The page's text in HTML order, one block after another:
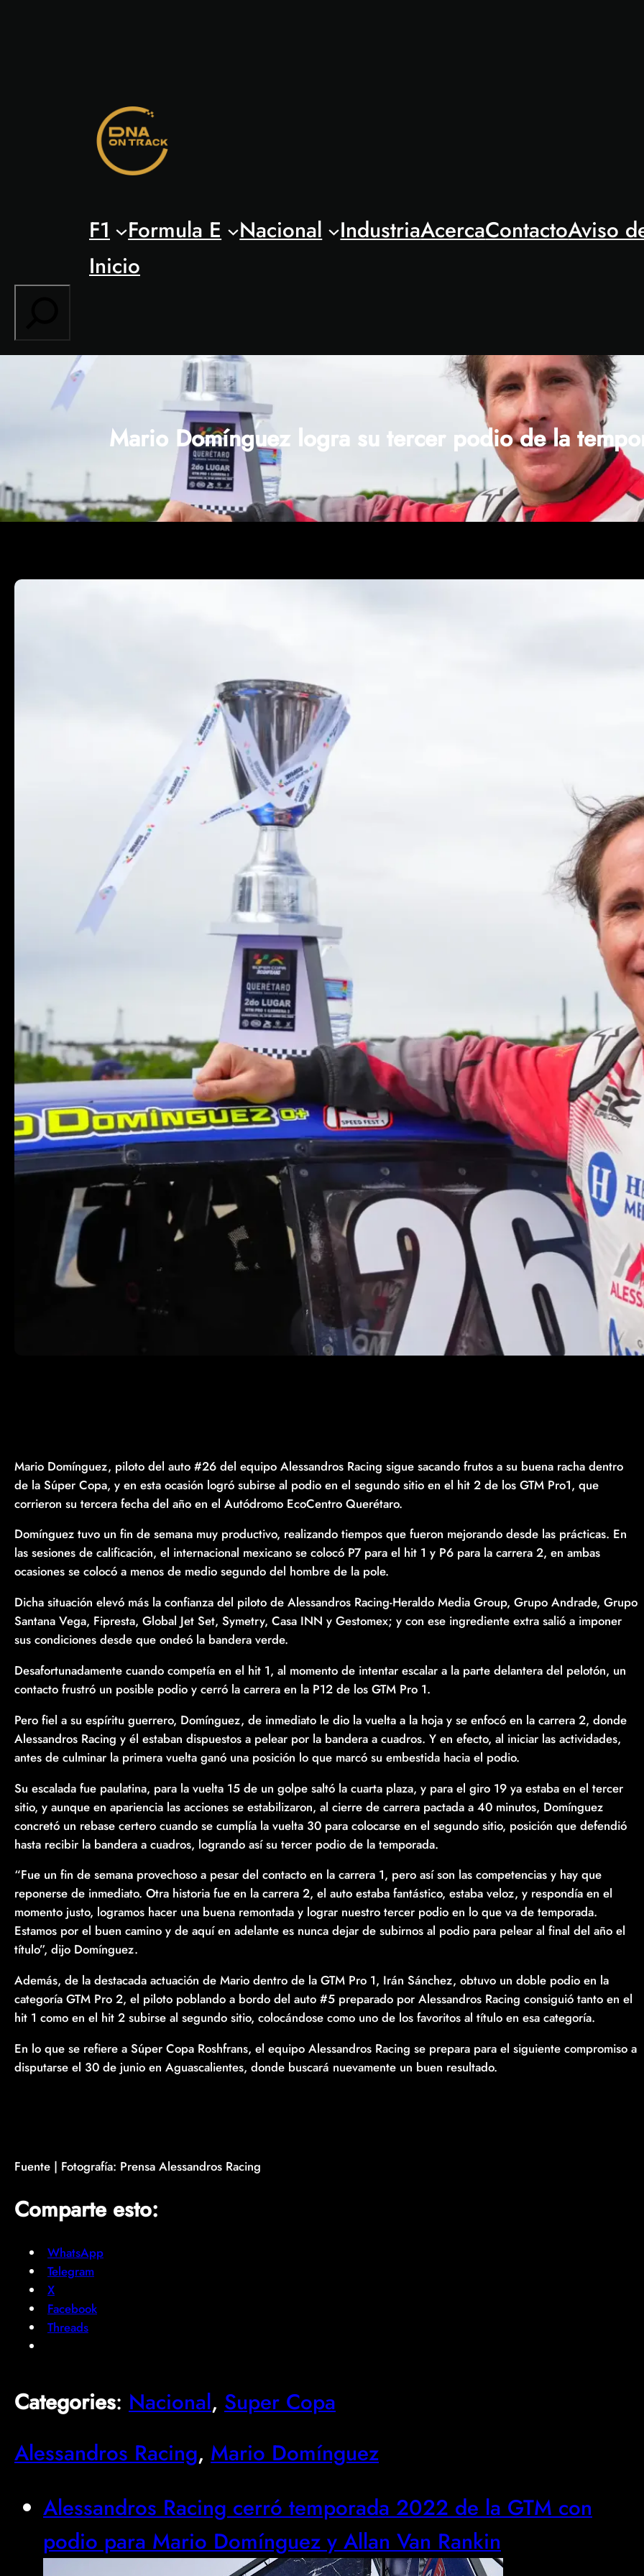
F1 Formula E Nacional IndustriaAcercaContactoAviso
Inicio
Mario Domínguez logra su tercer podio de la
Mario Domínguez, piloto del auto #26 del equipo Alessandros Racing sigue sacando frutos a su buena racha dentro
de la Súper Copa, y en esta ocasión logró subirse al podio en el segundo sitio en el hit 2 de los GTM Pro1, que
corrieron su tercera fecha del año en el Autódromo EcoCentro Querétaro.
Domínguez tuvo un fin de semana muy productivo, realizando tiempos que fueron mejorando desde las prácticas. En
las sesiones de calificación, el internacional mexicano se colocó P7 para el hit 1 y P6 para la carrera 2, en ambas
ocasiones se colocó a menos de medio segundo del hombre de la pole.
Dicha situación elevó más la confianza del piloto de Alessandros Racing-Heraldo Media Group, Grupo Andrade, Grupo
Santana Vega, Fipresta, Global Jet Set, Symetry, Casa INN y Gestomex; y con ese ingrediente extra salió a imponer
sus condiciones desde que ondeó la bandera verde.
Desafortunadamente cuando competía en el hit 1, al momento de intentar escalar a la parte delantera del pelotón, un
contacto frustró un posible podio y cerró la carrera en la P12 de los GTM Pro 1.
Pero fiel a su espíritu guerrero, Domínguez, de inmediato le dio la vuelta a la hoja y se enfocó en la carrera 2, donde
Alessandros Racing y él estaban dispuestos a pelear por la bandera a cuadros. Y en efecto, al iniciar las actividades,
antes de culminar la primera vuelta ganó una posición lo que marcó su embestida hacia el podio.
Su escalada fue paulatina, para la vuelta 15 de un golpe saltó la cuarta plaza, y para el giro 19 ya estaba en el tercer
sitio, y aunque en apariencia las acciones se estabilizaron, al cierre de carrera pactada a 40 minutos, Domínguez
concretó un rebase certero cuando se cumplía la vuelta 30 para colocarse en el segundo sitio, posición que defendió
hasta recibir la bandera a cuadros, logrando así su tercer podio de la temporada.
“Fue un fin de semana provechoso a pesar del contacto en la carrera 1, pero así son las competencias y hay que
reponerse de inmediato. Otra historia fue en la carrera 2, el auto estaba fantástico, estaba veloz, y respondía en el
momento justo, logramos hacer una buena remontada y lograr nuestro tercer podio en lo que va de temporada.
Estamos por el buen camino y de aquí en adelante es nunca dejar de subirnos al podio para pelear al final del año el
título”, dijo Domínguez.
Además, de la destacada actuación de Mario dentro de la GTM Pro 1, Irán Sánchez, obtuvo un doble podio en la
categoría GTM Pro 2, el piloto poblando a bordo del auto #5 preparado por Alessandros Racing consiguió tanto en el
hit 1 como en el hit 2 subirse al segundo sitio, colocándose como uno de los favoritos al título en esa categoría.
En lo que se refiere a Súper Copa Roshfrans, el equipo Alessandros Racing se prepara para el siguiente compromiso a
disputarse el 30 de junio en Aguascalientes, donde buscará nuevamente un buen resultado.
Fuente | Fotografía: Prensa Alessandros Racing
Comparte esto:
WhatsApp
Telegram
X
Facebook
Threads
Categories: Nacional, Super Copa
Alessandros Racing, Mario Domínguez
Alessandros Racing cerró temporada 2022 de la GTM con
podio para Mario Domínguez y Allan Van Rankin